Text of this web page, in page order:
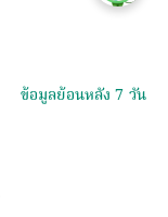
ข้อมูลย้อนหลัง 7 วัน